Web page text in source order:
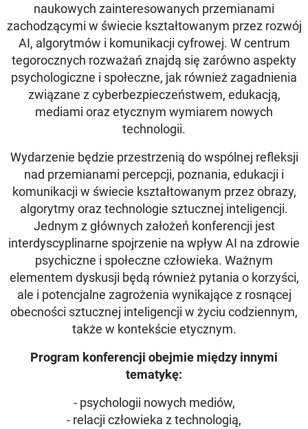
naukowych zainteresowanych przemianami
zachodzącymi w świecie kształtowanym przez rozwój
AI, algorytmów i komunikacji cyfrowej. W centrum
tegorocznych rozważań znajdą się zarówno aspekty
psychologiczne i społeczne, jak również zagadnienia
związane z cyberbezpieczeństwem, edukacją,
mediami oraz etycznym wymiarem nowych
technologii.
Wydarzenie będzie przestrzenią do wspólnej refleksji
nad przemianami percepcji, poznania, edukacji i
komunikacji w świecie kształtowanym przez obrazy,
algorytmy oraz technologie sztucznej inteligencji.
Jednym z głównych założeń konferencji jest
interdyscyplinarne spojrzenie na wpływ AI na zdrowie
psychiczne i społeczne człowieka. Ważnym
elementem dyskusji będą również pytania o korzyści,
ale i potencjalne zagrożenia wynikające z rosnącej
obecności sztucznej inteligencji w życiu codziennym,
także w kontekście etycznym.
Program konferencji obejmie między innymi
tematykę:
- psychologii nowych mediów,
- relacji człowieka z technologią,